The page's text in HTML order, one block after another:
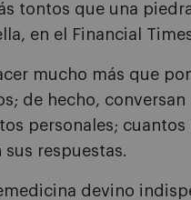
tontos que una
en el Financial
mucho más que
de hecho, conversan
personales; cuantos
respuestas.
devino